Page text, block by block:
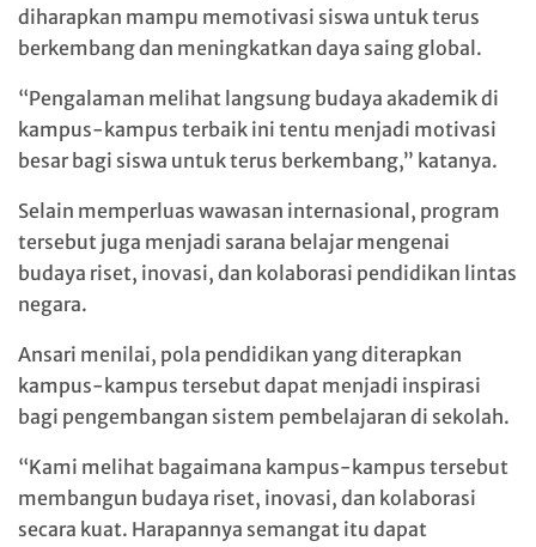
diharapkan mampu memotivasi siswa untuk terus
berkembang dan meningkatkan daya saing global.
“Pengalaman melihat langsung budaya akademik di
kampus-kampus terbaik ini tentu menjadi motivasi
besar bagi siswa untuk terus berkembang,” katanya.
Selain memperluas wawasan internasional, program
tersebut juga menjadi sarana belajar mengenai
budaya riset, inovasi, dan kolaborasi pendidikan lintas
negara.
Ansari menilai, pola pendidikan yang diterapkan
kampus-kampus tersebut dapat menjadi inspirasi
bagi pengembangan sistem pembelajaran di sekolah.
“Kami melihat bagaimana kampus-kampus tersebut
membangun budaya riset, inovasi, dan kolaborasi
secara kuat. Harapannya semangat itu dapat